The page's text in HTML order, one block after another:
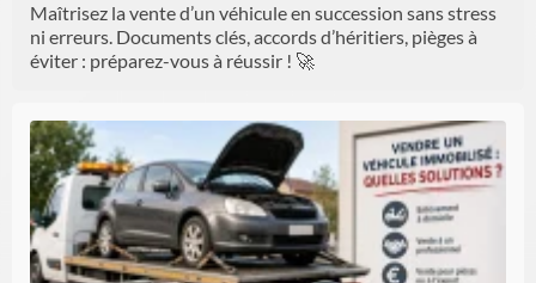
Maîtrisez la vente d’un véhicule en succession sans stress
ni erreurs. Documents clés, accords d’héritiers, pièges à
éviter : préparez-vous à réussir ! 🚀